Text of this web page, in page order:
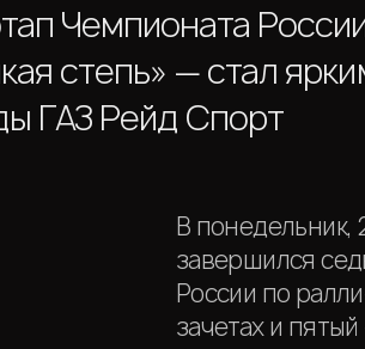
Чемпионата
степь» — стал
ГАЗ Рейд Спорт
В понедельник,
завершился
России по
зачетах и